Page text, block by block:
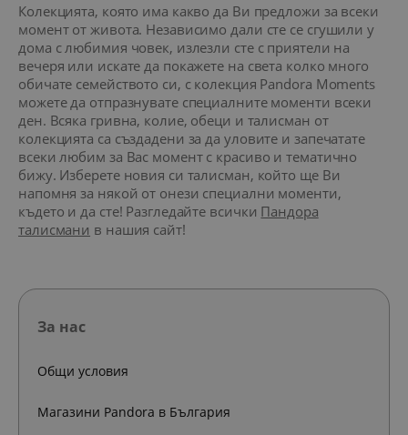
Колекцията, която има какво да Ви предложи за всеки
момент от живота. Независимо дали сте се сгушили у
дома с любимия човек, излезли сте с приятели на
вечеря или искате да покажете на света колко много
обичате семейството си, с колекция Pandora Moments
можете да отпразнувате специалните моменти всеки
ден. Всяка гривна, колие, обеци и талисман от
колекцията са създадени за да уловите и запечатате
всеки любим за Вас момент с красиво и тематично
бижу. Изберете новия си талисман, който ще Ви
напомня за някой от онези специални моменти,
където и да сте! Разгледайте всички Пандора
талисмани в нашия сайт!
За нас
Общи условия
Магазини Pandora в България